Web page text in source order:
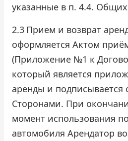
указанные в п. 4.4.
2.3 Прием и возврат
оформляется Актом
(Приложение №1 к
который является
аренды и подписывается
Сторонами. При
момент использования
автомобиля Арендатор